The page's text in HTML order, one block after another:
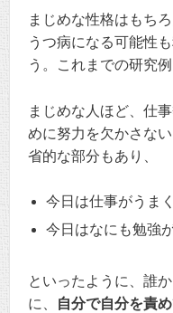
まじめな性格はもち
うつ病になる可能性
う。これまでの研究
まじめな人ほど、仕
めに努力を欠かさな
省的な部分もあり、
今日は仕事がうま
今日はなにも勉強
といったように、誰
に、
自分で自分を責